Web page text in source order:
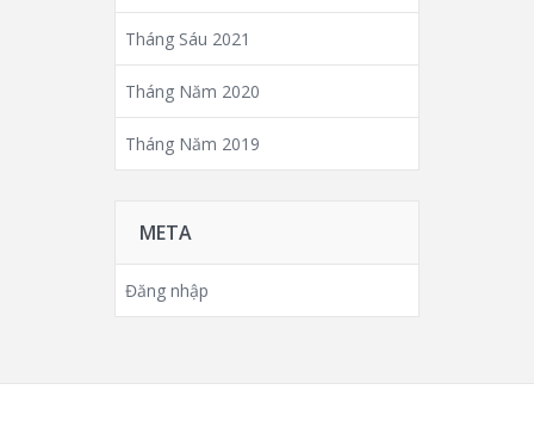
Tháng Sáu 2021
Tháng Năm 2020
Tháng Năm 2019
META
Đăng nhập